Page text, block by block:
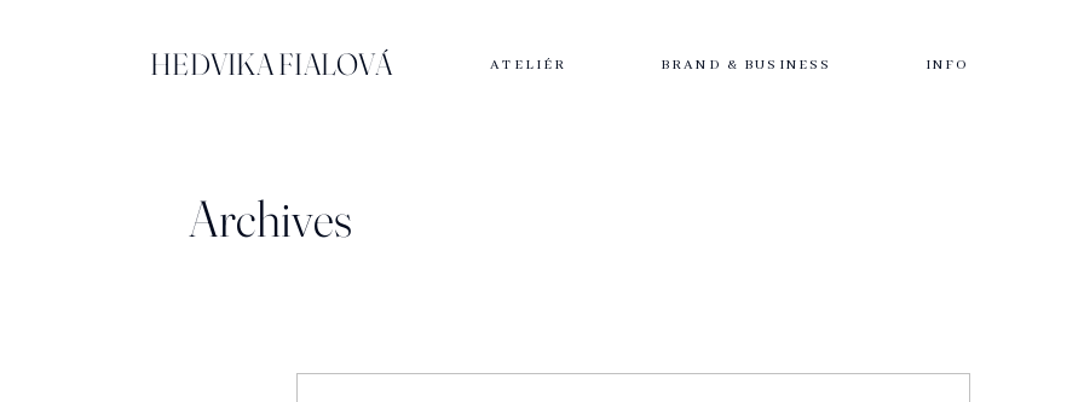
HEDVIKA FIALOVÁ ATELIÉR BRAND & BUSINESS INFO
Archives